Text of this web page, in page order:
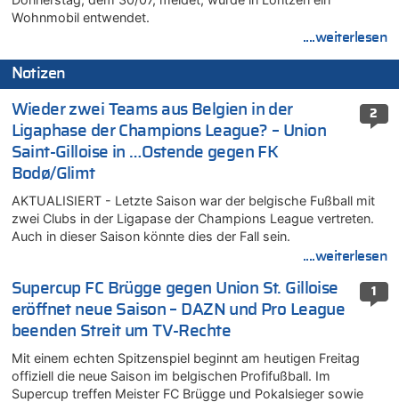
Wohnmobil entwendet.
....weiterlesen
Notizen
2
Wieder zwei Teams aus Belgien in der
Ligaphase der Champions League? – Union
Saint-Gilloise in …Ostende gegen FK
Bodø/Glimt
AKTUALISIERT - Letzte Saison war der belgische Fußball mit
zwei Clubs in der Ligapase der Champions League vertreten.
Auch in dieser Saison könnte dies der Fall sein.
....weiterlesen
1
Supercup FC Brügge gegen Union St. Gilloise
eröffnet neue Saison – DAZN und Pro League
beenden Streit um TV-Rechte
Mit einem echten Spitzenspiel beginnt am heutigen Freitag
offiziell die neue Saison im belgischen Profifußball. Im
Supercup treffen Meister FC Brügge und Pokalsieger sowie